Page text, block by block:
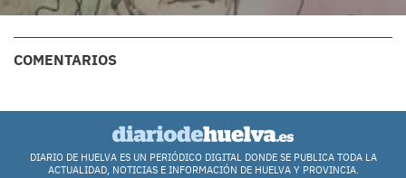
COMENTARIOS
DIARIO DE HUELVA ES UN PERIÓDICO DIGITAL DONDE SE PUBLICA TODA LA
ACTUALIDAD, NOTICIAS E INFORMACIÓN DE HUELVA Y PROVINCIA.